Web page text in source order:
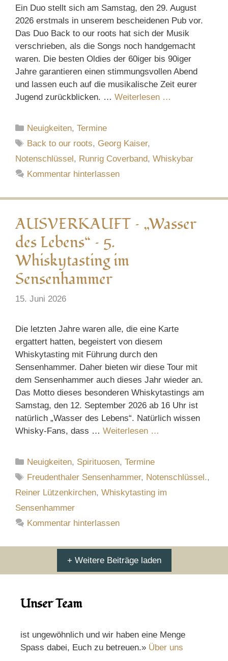
Ein Duo stellt sich am Samstag, den 29. August
2026 erstmals in unserem bescheidenen Pub vor.
Das Duo Back to our roots hat sich der Musik
verschrieben, als die Songs noch handgemacht
waren. Die besten Oldies der 60iger bis 90iger
Jahre garantieren einen stimmungsvollen Abend
und lassen euch auf die musikalische Zeit eurer
Jugend zurückblicken. … Weiterlesen …
Kategorien
Neuigkeiten,Termine
Schlagwörter
Back to our roots, Georg Kaiser,
Notenschlüssel, Runrig Coverband, Whiskybar
Kommentar hinterlassen
AUSVERKAUFT – „Wasser
des Lebens“ – 5.
Whiskytasting im
Sensenhammer
15. Juni 2026
Die letzten Jahre waren alle, die eine Karte
ergattert hatten, begeistert von diesem
Whiskytasting mit Führung durch den
Sensenhammer. Daher bieten wir diese Tour mit
dem Sensenhammer auch dieses Jahr wieder an.
Das Motto dieses besonderen Whiskytastings am
Samstag, den 12. September 2026 ab 16 Uhr ist
natürlich „Wasser des Lebens“. Natürlich wissen
Whisky-Fans, dass … Weiterlesen …
Kategorien
Neuigkeiten, Spirituosen,Termine
Schlagwörter
Freudenthaler Sensenhammer, Notenschlüssel.,
Reiner Lützenkirchen, Whiskytasting im
Sensenhammer
Kommentar hinterlassen
+ Weitere Beiträge laden
Unser Team
ist ungewöhnlich und wir haben eine Menge
Spass dabei, Euch zu betreuen.» Über uns